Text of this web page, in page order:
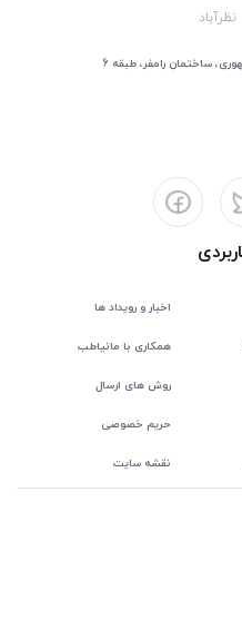
نظرآباد
ساختمان رامفر، طبقه 6
اخبار و رویداد ها
همکاری با مانیاطب
روش های ارسال
حریم خصوصی
نقشه سایت